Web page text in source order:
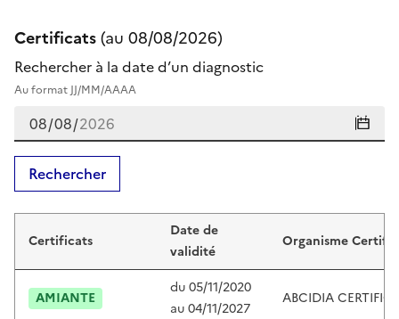
Certificats(au 08/08/2026)
Rechercher à la date d’un diagnostic
Au format JJ/MM/AAAA
Rechercher
Certificats de jean-michel caumont
Certificats
Date de
validité
Organisme
AMIANTE
du05/11/2020
au04/11/2027
ABCIDIA